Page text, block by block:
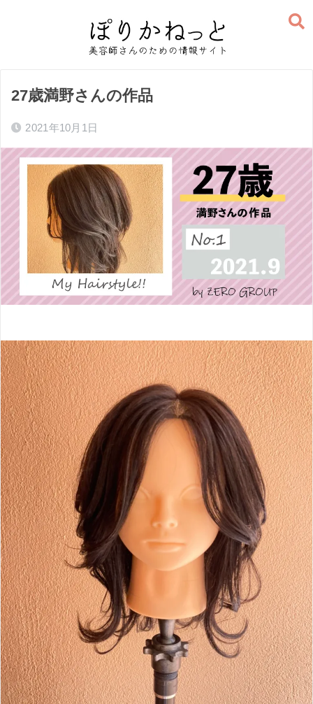
27歳満野さんの作品
2021年10月1日